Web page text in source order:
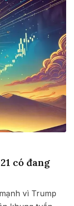
có đang
vì Trump